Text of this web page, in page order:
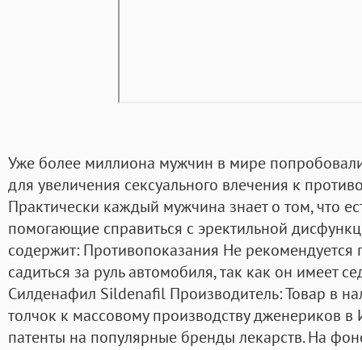
Уже более миллиона мужчин в мире
для увеличения сексуального влечения к
Практически каждый мужчина знает о том, что
помогающие справиться с эректильной
содержит: Противопоказания Не рекомендуется
садиться за руль автомобиля, так как он имеет
Силденафил Sildenafil Производитель: Товар в
толчок к массовому производству дженериков
патенты на популярные бренды лекарств. На